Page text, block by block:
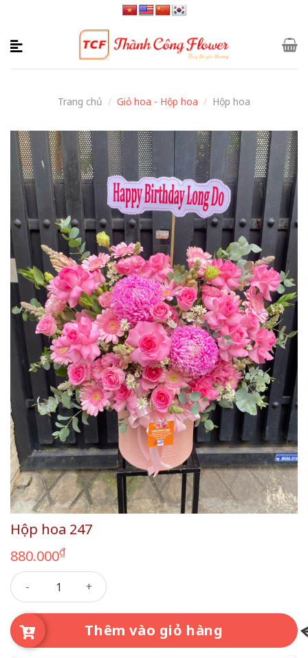
content
Trang chủ / Giỏ hoa - Hộp hoa / Hộp hoa
Hộp hoa 247
880.000₫
Hộp hoa 247 số lượng
Thêm vào giỏ hàng